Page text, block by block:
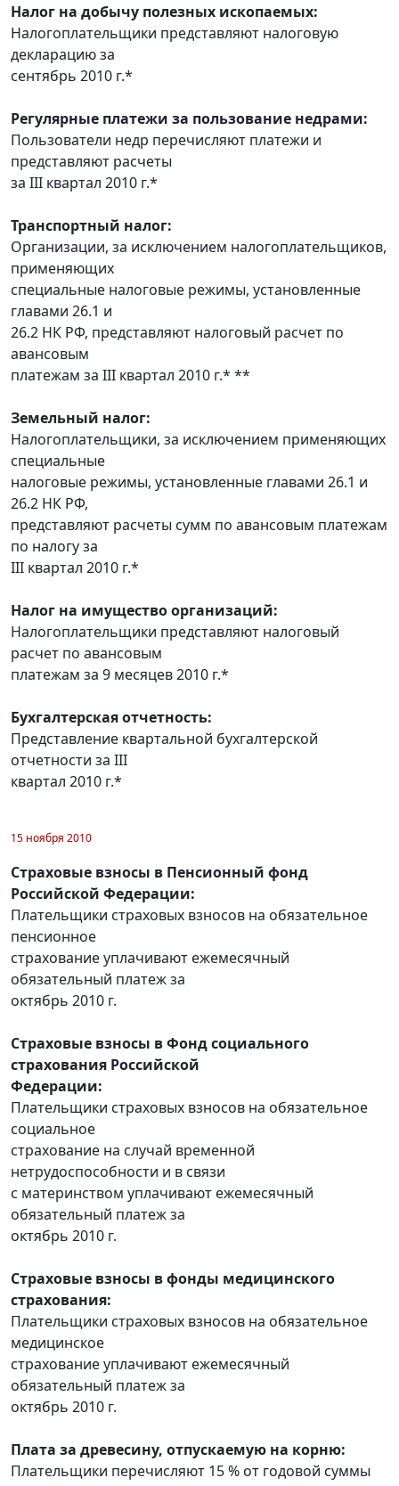
Налог на добычу полезных ископаемых:
Налогоплательщики представляют налоговую
декларацию за
сентябрь 2010 г.*
Регулярные платежи за пользование недрами:
Пользователи недр перечисляют платежи и
представляют расчеты
за III квартал 2010 г.*
Транспортный налог:
Организации, за исключением налогоплательщиков,
применяющих
специальные налоговые режимы, установленные
главами 26.1 и
26.2 НК РФ, представляют налоговый расчет по
авансовым
платежам за III квартал 2010 г.* **
Земельный налог:
Налогоплательщики, за исключением применяющих
специальные
налоговые режимы, установленные главами 26.1 и
26.2 НК РФ,
представляют расчеты сумм по авансовым платежам
по налогу за
III квартал 2010 г.*
Налог на имущество организаций:
Налогоплательщики представляют налоговый
расчет по авансовым
платежам за 9 месяцев 2010 г.*
Бухгалтерская отчетность:
Представление квартальной бухгалтерской
отчетности за III
квартал 2010 г.*
15 ноября 2010
Страховые взносы в Пенсионный фонд
Российской Федерации:
Плательщики страховых взносов на обязательное
пенсионное
страхование уплачивают ежемесячный
обязательный платеж за
октябрь 2010 г.
Страховые взносы в Фонд социального
страхования Российской
Федерации:
Плательщики страховых взносов на обязательное
социальное
страхование на случай временной
нетрудоспособности и в связи
с материнством уплачивают ежемесячный
обязательный платеж за
октябрь 2010 г.
Страховые взносы в фонды медицинского
страхования:
Плательщики страховых взносов на обязательное
медицинское
страхование уплачивают ежемесячный
обязательный платеж за
октябрь 2010 г.
Плата за древесину, отпускаемую на корню:
Плательщики перечисляют 15 % от годовой суммы